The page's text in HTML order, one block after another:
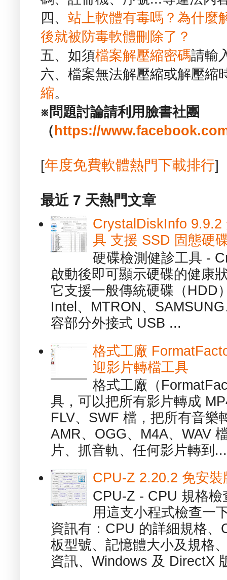
四、 站上軟體有毒嗎？為什麼
後就被防毒軟體刪除了？
五、如須檔案解壓縮密碼請輸
六、檔案無法解壓縮或解壓縮
縮。
※問題討論請利用臉書社團
（ https://
[年度免費軟體熱門下載排行]
最近 7 天熱門文章
CrystalDiskInfo 9.9.2
具 支援 SSD 固態硬
硬碟檢測健診工具 -
啟動後即可顯示硬碟的健康
它支援一般傳統硬碟（HDD
Intel、MTRON、
容部分外接式 USB ...
格式工廠
迎影片轉檔工具
格式工廠（
具，可以把所有影片轉成
FLV、SWF 檔，把所有音樂
AMR、OGG、M4A、WAV
片、抓音軌、任何影片轉到...
CPU-Z 2.20.2 免安
CPU-Z - CPU 規格
用這支小程式檢查一
資訊有：CPU 的詳細規格
板型號、記憶體大小及規格
資訊、Windows 及 DirectX